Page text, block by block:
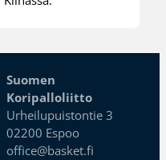
Suomen
Koripalloliitto
Urheilupuistontie 3
02200 Espoo
office@basket.fi